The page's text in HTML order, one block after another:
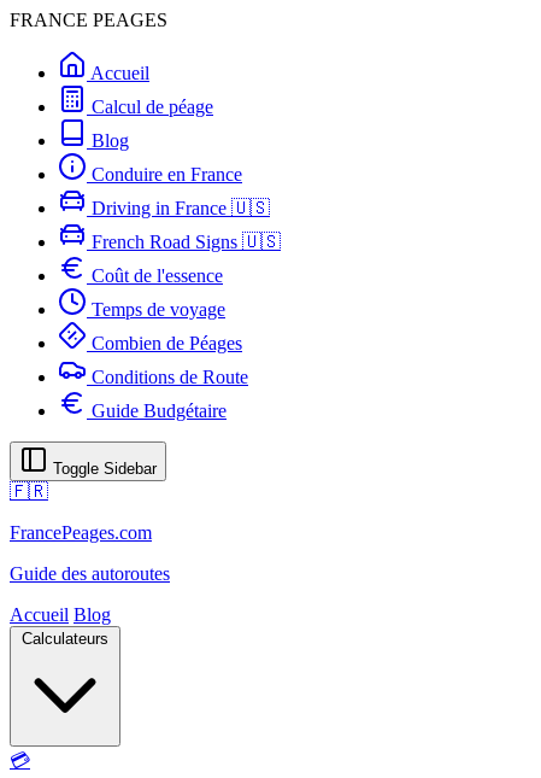
FRANCE PEAGES
Accueil
Calcul de péage
Blog
Conduire en France
Driving in France 🇺🇸
French Road Signs 🇺🇸
Coût de l'essence
Temps de voyage
Combien de Péages
Conditions de Route
Guide Budgétaire
Toggle Sidebar
🇫🇷
FrancePeages.com
Guide des autoroutes
Accueil Blog
Calculateurs
💳